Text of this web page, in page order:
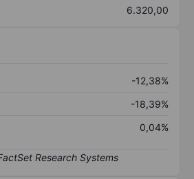
6.320,00
-12,38%
-18,39%
0,04%